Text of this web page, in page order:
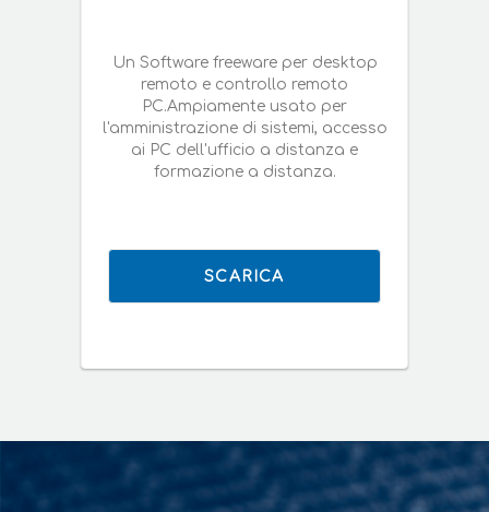
Un Software freeware per desktop
remoto e controllo remoto
PC.Ampiamente usato per
l'amministrazione di sistemi, accesso
ai PC dell'ufficio a distanza e
formazione a distanza.
SCARICA